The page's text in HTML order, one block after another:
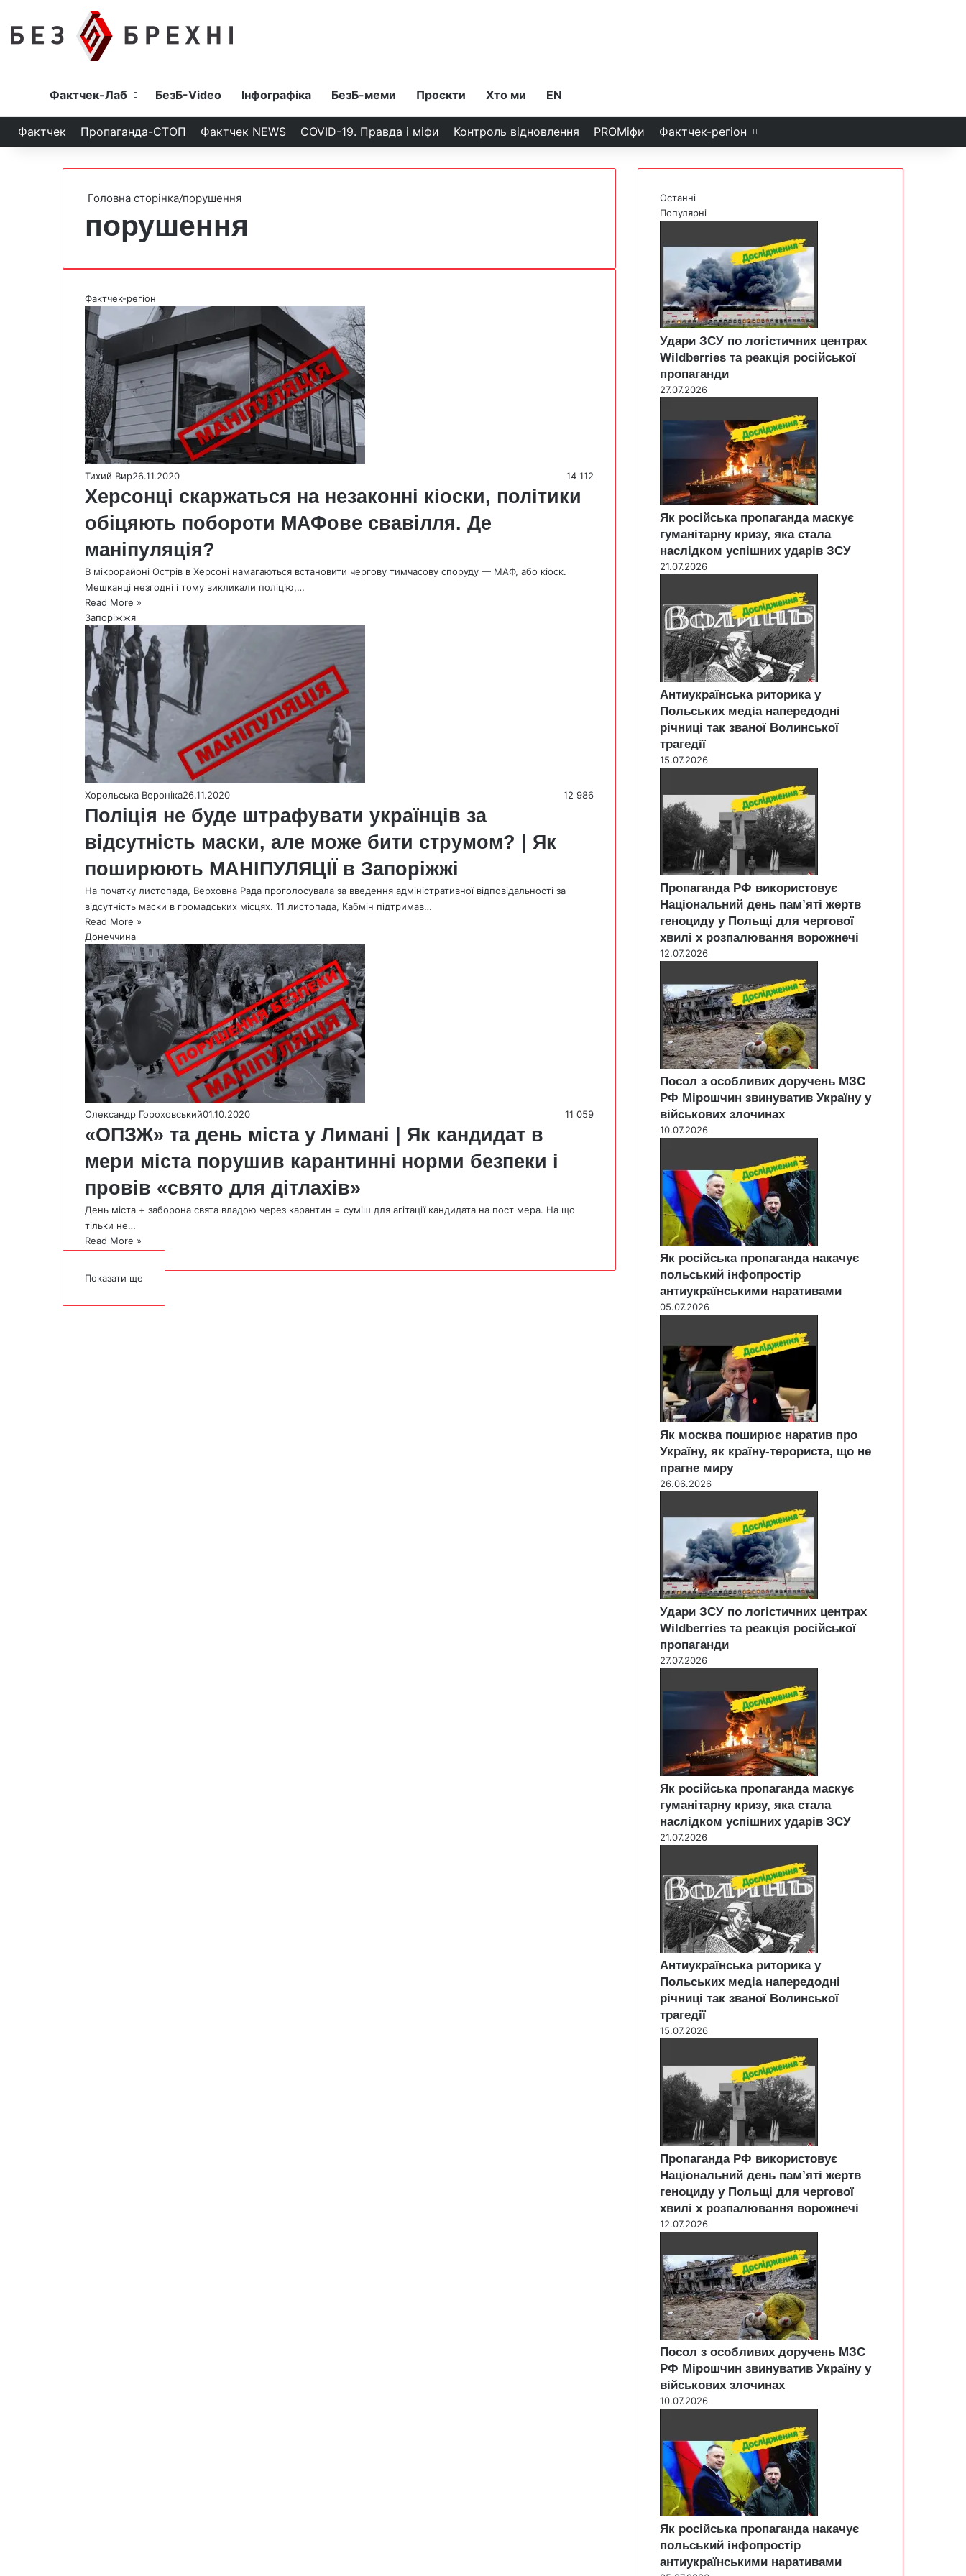
Головна
Фактчек-Лаб БезБ-Video Інфографіка БезБ-меми Проєкти Хто ми EN
Фактчек Пропаганда-СТОП Фактчек NEWS COVID-19. Правда і міфи Контроль відновлення PROМіфи Фактчек-регіон
Головна сторінка/порушення
порушення
Фактчек-регіон
Тихий Вир26.11.2020 14 112
Херсонці скаржаться на незаконні кіоски, політики
обіцяють побороти МАФове свавілля. Де
маніпуляція?
В мікрорайоні Острів в Херсоні намагаються встановити чергову тимчасову споруду — МАФ, або кіоск.
Мешканці незгодні і тому викликали поліцію,…
Read More »
Запоріжжя
Хорольська Вероніка26.11.2020 12 986
Поліція не буде штрафувати українців за
відсутність маски, але може бити струмом? | Як
поширюють МАНІПУЛЯЦІЇ в Запоріжжі
На початку листопада, Верховна Рада проголосувала за введення адміністративної відповідальності за
відсутність маски в громадських місцях. 11 листопада, Кабмін підтримав…
Read More »
Донеччина
Олександр Гороховський01.10.2020 11 059
«ОПЗЖ» та день міста у Лимані | Як кандидат в
мери міста порушив карантинні норми безпеки і
провів «свято для дітлахів»
День міста + заборона свята владою через карантин = суміш для агітації кандидата на пост мера. На що
тільки не…
Read More »
Показати ще
Останні
Популярні
Удари ЗСУ по логістичних центрах
Wildberries та реакція російської
пропаганди
27.07.2026
Як російська пропаганда маскує
гуманітарну кризу, яка стала
наслідком успішних ударів ЗСУ
21.07.2026
Антиукраїнська риторика у
Польських медіа напередодні
річниці так званої Волинської
трагедії
15.07.2026
Пропаганда РФ використовує
Національний день пам’яті жертв
геноциду у Польщі для чергової
хвилі х розпалювання ворожнечі
12.07.2026
Посол з особливих доручень МЗС
РФ Мірошчин звинуватив Україну у
військових злочинах
10.07.2026
Як російська пропаганда накачує
польський інфопростір
антиукраїнськими наративами
05.07.2026
Як москва поширює наратив про
Україну, як країну-терориста, що не
прагне миру
26.06.2026
Удари ЗСУ по логістичних центрах
Wildberries та реакція російської
пропаганди
27.07.2026
Як російська пропаганда маскує
гуманітарну кризу, яка стала
наслідком успішних ударів ЗСУ
21.07.2026
Антиукраїнська риторика у
Польських медіа напередодні
річниці так званої Волинської
трагедії
15.07.2026
Пропаганда РФ використовує
Національний день пам’яті жертв
геноциду у Польщі для чергової
хвилі х розпалювання ворожнечі
12.07.2026
Посол з особливих доручень МЗС
РФ Мірошчин звинуватив Україну у
військових злочинах
10.07.2026
Як російська пропаганда накачує
польський інфопростір
антиукраїнськими наративами